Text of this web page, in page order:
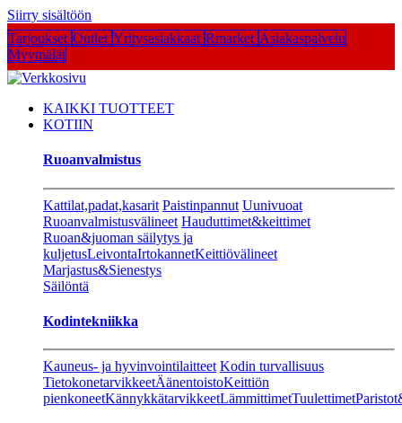
Siirry sisältöön
Tarjoukset Outlet Yritysasiakkaat Rmarket Asiakaspalvelu
Myymälät
KAIKKI TUOTTEET
KOTIIN
Ruoanvalmistus
Kattilat,padat,kasarit Paistinpannut Uunivuoat
Ruoanvalmistusvälineet Hauduttimet&keittimet
Ruoan&juoman säilytys ja
kuljetusLeivontaIrtokannetKeittiövälineet
Marjastus&Sienestys
Säilöntä
Kodintekniikka
Kauneus- ja hyvinvointilaitteet Kodin turvallisuus
TietokonetarvikkeetÄänentoistoKeittiön
pienkoneetKännykkätarvikkeetLämmittimetTuulettimet